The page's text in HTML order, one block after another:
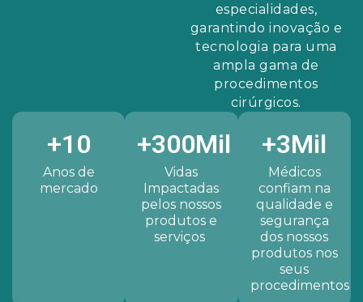
especialidades,
garantindo inovação e
tecnologia para uma
ampla gama de
procedimentos
cirúrgicos.
+10
Anos de
mercado
+300Mil
Vidas
Impactadas
pelos nossos
produtos e
serviços ​
+3Mil
Médicos
confiam na
qualidade e
segurança
dos nossos
produtos nos
seus
procedimentos